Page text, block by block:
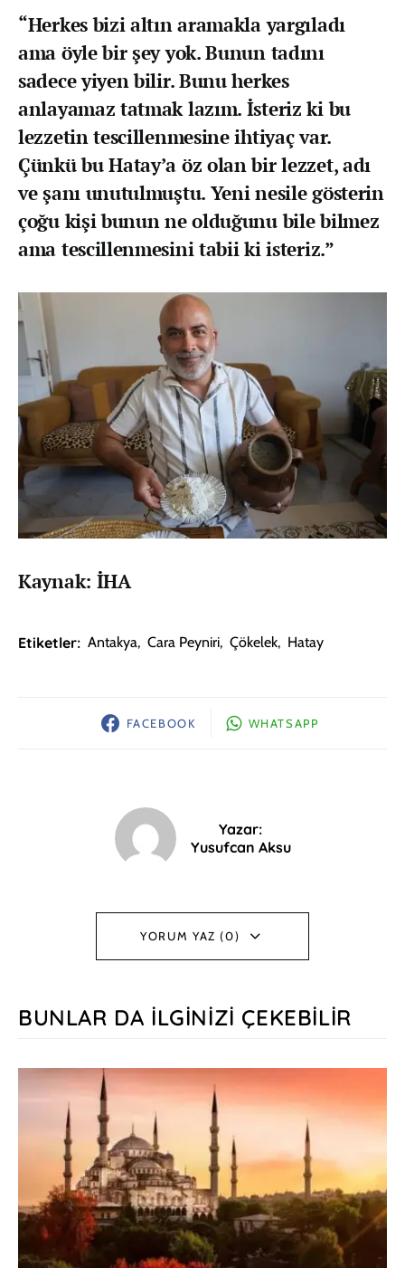
“Herkes bizi altın aramakla yargıladı
ama öyle bir şey yok. Bunun tadını
sadece yiyen bilir. Bunu herkes
anlayamaz tatmak lazım. İsteriz ki bu
lezzetin tescillenmesine ihtiyaç var.
Çünkü bu Hatay’a öz olan bir lezzet, adı
ve şanı unutulmuştu. Yeni nesile gösterin
çoğu kişi bunun ne olduğunu bile bilmez
ama tescillenmesini tabii ki isteriz.”
Kaynak: İHA
Etiketler: Antakya, Cara Peyniri, Çökelek, Hatay
FACEBOOK WHATSAPP
Yazar:
Yusufcan Aksu
YORUM YAZ (0)
BUNLAR DA İLGINIZI ÇEKEBILIR